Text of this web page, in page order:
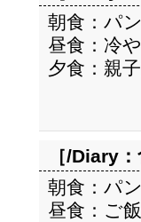
朝食：パ
昼食：冷
夕食：親
［/Diary：
朝食：パ
昼食：ご